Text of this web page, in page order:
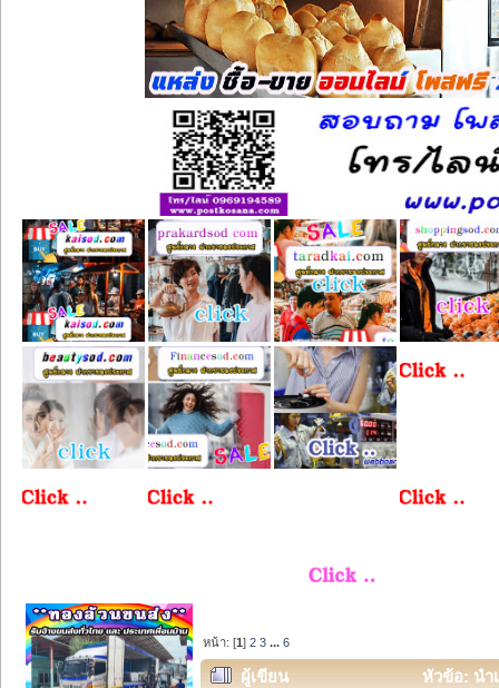
หน้า: [1]2 3 ...6
ผู้เขียน หัวข้อ: นำ